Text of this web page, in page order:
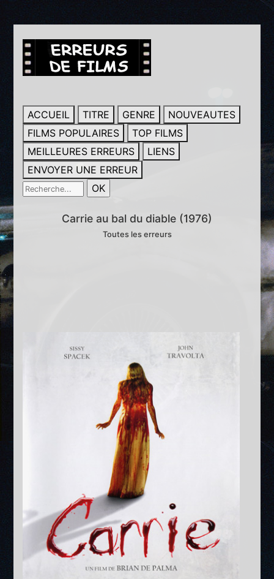
ACCUEIL TITRE GENRE
NOUVEAUTES
FILMS POPULAIRES
TOP FILMS
MEILLEURES ERREURS
LIENS
ENVOYER UNE ERREUR
Carrie au bal du diable (1976)
Toutes les erreurs